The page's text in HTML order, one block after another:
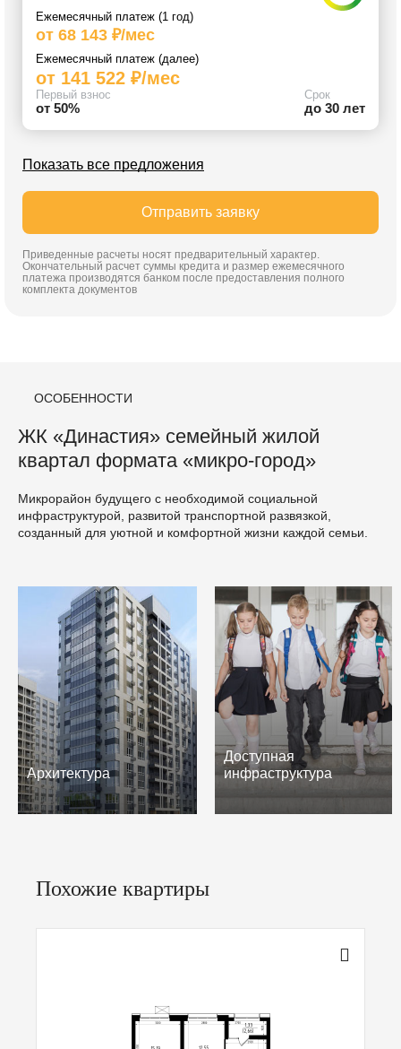
Ежемесячный платеж (1 год)
от 68 143 ₽/мес
Ежемесячный платеж (далее)
от 141 522 ₽/мес
Первый взнос
от 50%
Срок
до 30 лет
Показать все предложения
Отправить заявку
Приведенные расчеты носят предварительный характер.
Окончательный расчет суммы кредита и размер ежемесячного
платежа производятся банком после предоставления полного
комплекта документов
ОСОБЕННОСТИ
ЖК «Династия» семейный жилой
квартал формата «микро-город»
Микрорайон будущего с необходимой социальной
инфраструктурой, развитой транспортной развязкой,
созданный для уютной и комфортной жизни каждой семьи.
Архитектура
Доступная
инфраструктура
Похожие квартиры